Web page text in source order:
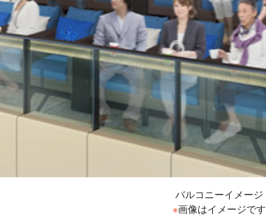
バルコニーイメージ
※画像はイメージです